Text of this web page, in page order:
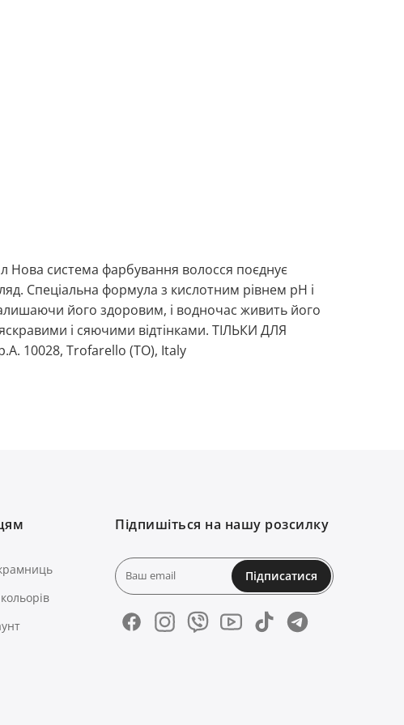
Нова система фарбування волосся поєднує
Спеціальна формула з кислотним рівнем pН і
його здоровим, і водночас живить його
і сяючими відтінками. ТІЛЬКИ ДЛЯ
10028, Trofarello (TO), Italy
Підпишіться на нашу розсилку
Підписатися